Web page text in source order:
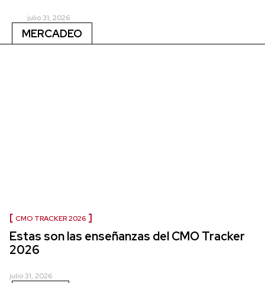
julio 31, 2026
MERCADEO
CMO TRACKER 2026
Estas son las enseñanzas del CMO Tracker
2026
julio 31, 2026